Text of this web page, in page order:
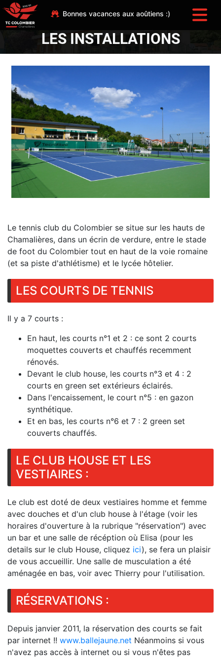
Bonnes vacances aux aoûtiens :)
LES INSTALLATIONS
Le tennis club du Colombier se situe sur les hauts de
Chamalières, dans un écrin de verdure, entre le stade
de foot du Colombier tout en haut de la voie romaine
(et sa piste d'athlétisme) et le lycée hôtelier.
LES COURTS DE TENNIS
Il y a 7 courts :
En haut, les courts n°1 et 2 : ce sont 2 courts
moquettes couverts et chauffés recemment
rénovés.
Devant le club house, les courts n°3 et 4 : 2
courts en green set extérieurs éclairés.
Dans l'encaissement, le court n°5 : en gazon
synthétique.
Et en bas, les courts n°6 et 7 : 2 green set
couverts chauffés.
LE CLUB HOUSE ET LES
VESTIAIRES :
Le club est doté de deux vestiaires homme et femme
avec douches et d'un club house à l'étage (voir les
horaires d'ouverture à la rubrique "réservation") avec
un bar et une salle de récéption où Elisa (pour les
details sur le club House, cliquez ici), se fera un plaisir
de vous accueillir. Une salle de musculation a été
aménagée en bas, voir avec Thierry pour l'utilisation.
RÉSERVATIONS :
Depuis janvier 2011, la réservation des courts se fait
par internet !! www.ballejaune.net Néanmoins si vous
n'avez pas accès à internet ou si vous n'êtes pas